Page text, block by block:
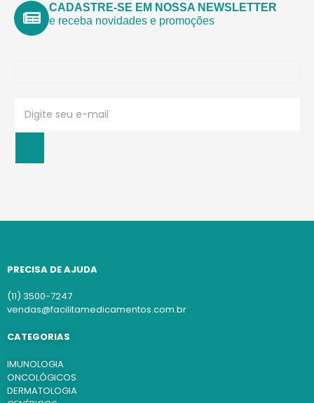
CADASTRE-SE EM NOSSA NEWSLETTER
e receba novidades e promoções
PRECISA DE AJUDA
(11) 3500-7247
vendas@facilitamedicamentos.com.br
CATEGORIAS
IMUNOLOGIA
ONCOLÓGICOS
DERMATOLOGIA